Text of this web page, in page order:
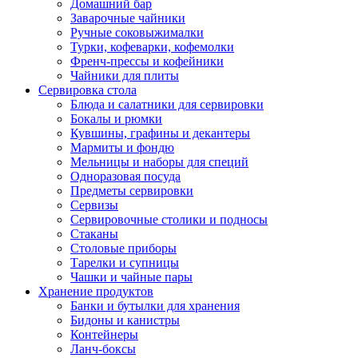
Домашний бар
Заварочные чайники
Ручные соковыжималки
Турки, кофеварки, кофемолки
Френч-прессы и кофейники
Чайники для плиты
Сервировка стола
Блюда и салатники для сервировки
Бокалы и рюмки
Кувшины, графины и декантеры
Мармиты и фондю
Мельницы и наборы для специй
Одноразовая посуда
Предметы сервировки
Сервизы
Сервировочные столики и подносы
Стаканы
Столовые приборы
Тарелки и супницы
Чашки и чайные пары
Хранение продуктов
Банки и бутылки для хранения
Бидоны и канистры
Контейнеры
Ланч-боксы